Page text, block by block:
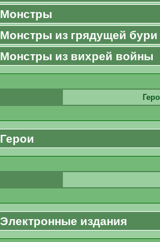
Монстры
Монстры из грядущей бури
Монстры из вихрей войны
Герои
Электронные издания